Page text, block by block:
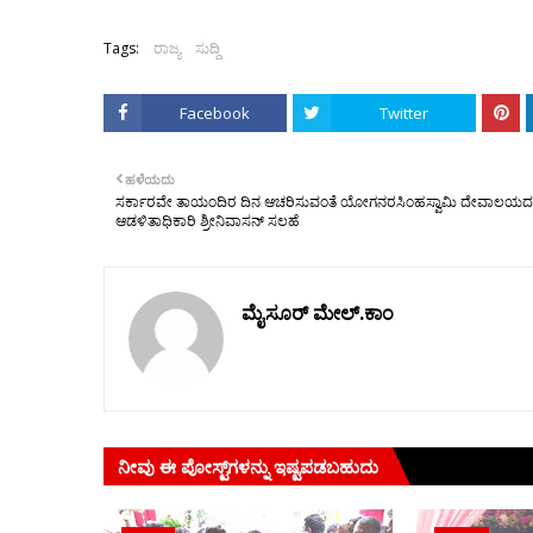
Tags: ರಾಜ್ಯ ಸುದ್ದಿ
Facebook Twitter
ಹಳೆಯದು
ಸರ್ಕಾರವೇ ತಾಯಂದಿರ ದಿನ ಆಚರಿಸುವಂತೆ ಯೋಗನರಸಿಂಹಸ್ವಾಮಿ ದೇವಾಲಯದ
ಆಡಳಿತಾಧಿಕಾರಿ ಶ್ರೀನಿವಾಸನ್ ಸಲಹೆ
ಮೈಸೂರ್ ಮೇಲ್.ಕಾಂ
ನೀವು ಈ ಪೋಸ್ಟ್‌ಗಳನ್ನು ಇಷ್ಟಪಡಬಹುದು